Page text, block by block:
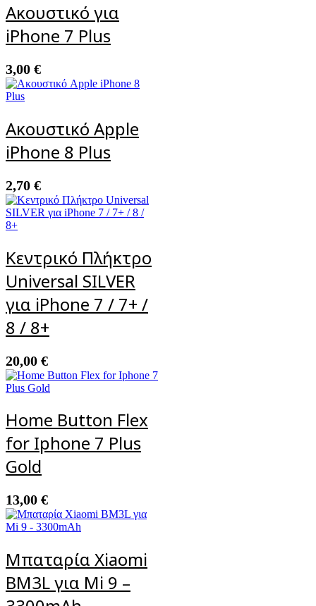
Ακουστικό για
iPhone 7 Plus
3,00 €
Ακουστικό Apple
iPhone 8 Plus
2,70 €
Κεντρικό Πλήκτρο
Universal SILVER
για iPhone 7 / 7+ /
8 / 8+
20,00 €
Home Button Flex
for Iphone 7 Plus
Gold
13,00 €
Μπαταρία Xiaomi
BM3L για Mi 9 –